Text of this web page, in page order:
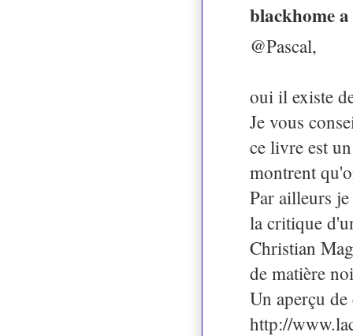
blackhome
@Pascal,
oui il existe
Je vous
ce livre est
montrent
Par ailleurs
la critique
Christian
de matière
Un aperçu
http://